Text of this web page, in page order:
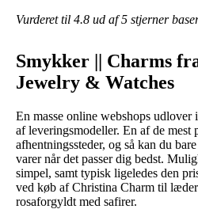
Vurderet til 4.8 ud af 5 stjerner
Smykker || Charms
Jewelry & Watches
En masse online webshops
af leveringsmodeller. En af de mest
afhentningssteder, og så kan du
varer når det passer dig bedst.
simpel, samt typisk ligeledes den
ved køb af Christina Charm til
rosaforgyldt med safirer.